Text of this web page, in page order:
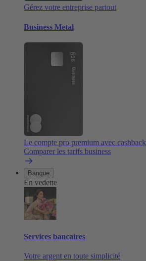
Gérez votre entreprise partout
Business Metal
Le compte pro premium avec cashback
Comparer les tarifs business
Banque
En vedette
Services bancaires
Votre argent en toute simplicité